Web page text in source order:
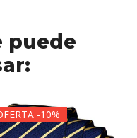
puede
-10%